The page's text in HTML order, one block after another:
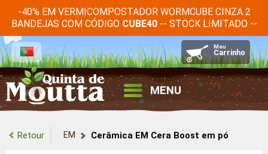
-40% EM VERMICOMPOSTADOR WORMCUBE CINZA 2
BANDEJAS COM CÓDIGO CUBE40-- STOCK LIMITADO --
MENU
Retour EM Cerâmica EM Cera Boost em pó